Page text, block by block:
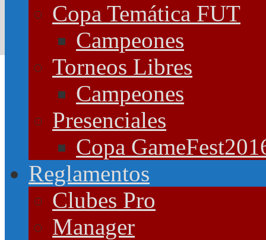
Copa Temática FUT
Campeones
Torneos Libres
Campeones
Presenciales
Copa
Reglamentos
Clubes Pro
Manager